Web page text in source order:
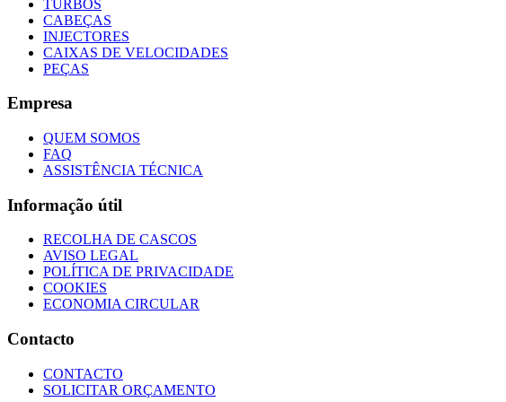
TURBOS
CABEÇAS
INJECTORES
CAIXAS DE VELOCIDADES
PEÇAS
Empresa
QUEM SOMOS
FAQ
ASSISTÊNCIA TÉCNICA
Informação útil
RECOLHA DE CASCOS
AVISO LEGAL
POLÍTICA DE PRIVACIDADE
COOKIES
ECONOMIA CIRCULAR
Contacto
CONTACTO
SOLICITAR ORÇAMENTO